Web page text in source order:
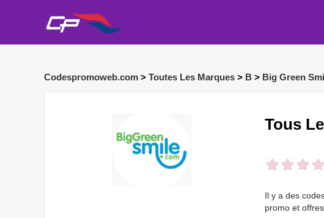
Codespromoweb.com > Toutes Les Marques > B > Big Green
Tous
Il y a des
promo et